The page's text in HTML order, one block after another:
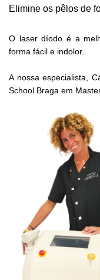
Elimine os pêlos de
O laser díodo é a
forma fácil e indolor.
A nossa especialista,
School Braga em